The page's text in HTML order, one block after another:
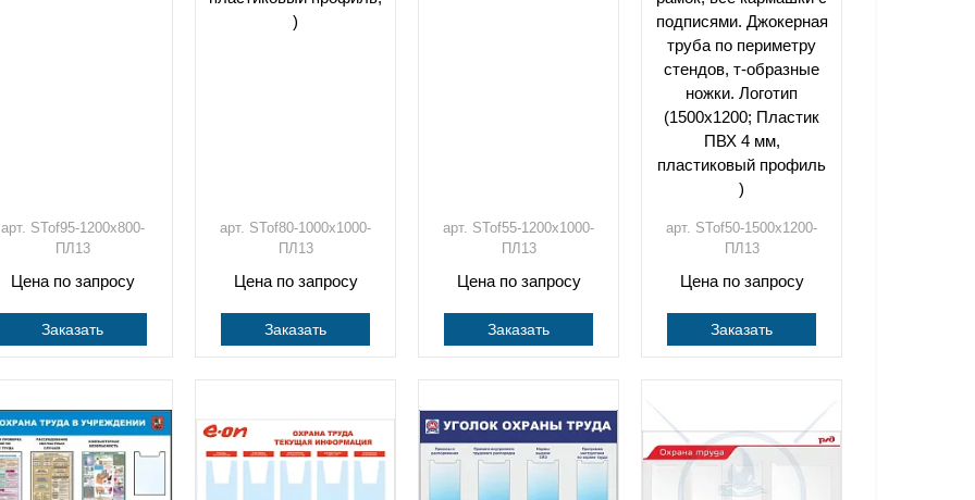
арт. STof95-1200х800-
ПЛ13
Цена по запросу
Заказать
)
арт. STof80-1000х1000-
ПЛ13
Цена по запросу
Заказать
арт. STof55-1200х1000-
ПЛ13
Цена по запросу
Заказать
подписями. Джокерная
труба по периметру
стендов, т-образные
ножки. Логотип
(1500х1200; Пластик
ПВХ 4 мм,
пластиковый профиль
)
арт. STof50-1500х1200-
ПЛ13
Цена по запросу
Заказать